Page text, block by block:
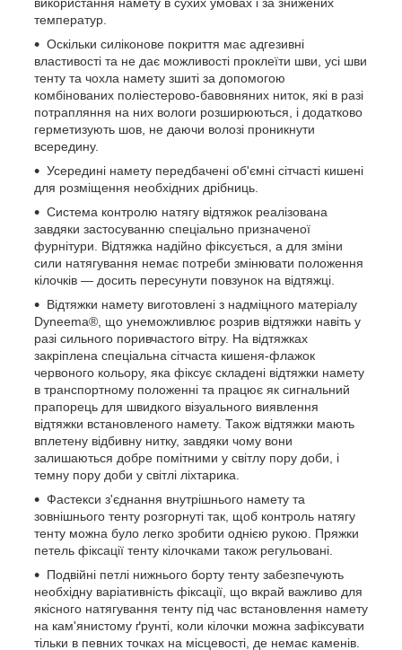
використання намету в сухих умовах і за знижених
температур.
Оскільки силіконове покриття має адгезивні
властивості та не дає можливості проклеїти шви, усі шви
тенту та чохла намету зшиті за допомогою
комбінованих поліестерово-бавовняних ниток, які в разі
потрапляння на них вологи розширюються, і додатково
герметизують шов, не даючи волозі проникнути
всередину.
Усередині намету передбачені об'ємні сітчасті кишені
для розміщення необхідних дрібниць.
Система контролю натягу відтяжок реалізована
завдяки застосуванню спеціально призначеної
фурнітури. Відтяжка надійно фіксується, а для зміни
сили натягування немає потреби змінювати положення
кілочків — досить пересунути повзунок на відтяжці.
Відтяжки намету виготовлені з надміцного матеріалу
Dyneema®, що унеможливлює розрив відтяжки навіть у
разі сильного поривчастого вітру. На відтяжках
закріплена спеціальна сітчаста кишеня-флажок
червоного кольору, яка фіксує складені відтяжки намету
в транспортному положенні та працює як сигнальний
прапорець для швидкого візуального виявлення
відтяжки встановленого намету. Також відтяжки мають
вплетену відбивну нитку, завдяки чому вони
залишаються добре помітними у світлу пору доби, і
темну пору доби у світлі ліхтарика.
Фастекси з'єднання внутрішнього намету та
зовнішнього тенту розгорнуті так, щоб контроль натягу
тенту можна було легко зробити однією рукою. Пряжки
петель фіксації тенту кілочками також регульовані.
Подвійні петлі нижнього борту тенту забезпечують
необхідну варіативність фіксації, що вкрай важливо для
якісного натягування тенту під час встановлення намету
на кам'янистому ґрунті, коли кілочки можна зафіксувати
тільки в певних точках на місцевості, де немає каменів.